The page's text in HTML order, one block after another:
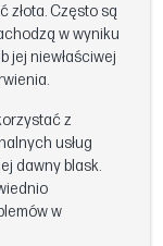
złota. Często są
w wyniku
jej niewłaściwej
z
usług
dawny blask.
w